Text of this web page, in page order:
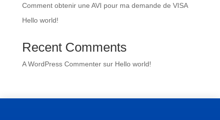
Comment obtenir une AVI pour ma demande de VISA
Hello world!
Recent Comments
A WordPress Commentersur Hello world!